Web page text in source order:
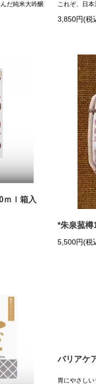
だ純米大吟醸
これぞ、日
3,850円(税
ｍｌ箱入
*朱泉菰樽
5,500円(税
バリアケ
胃にやさし